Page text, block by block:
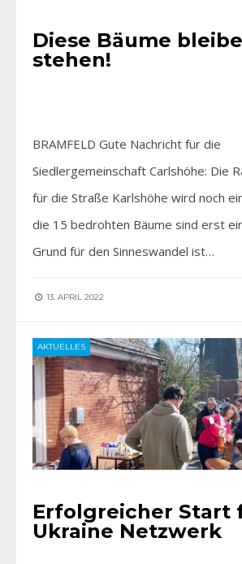
Diese Bäume
stehen!
BRAMFELD Gute Nachricht für die
Siedlergemeinschaft Carlshöhe: Die
für die Straße Karlshöhe wird noch
die 15 bedrohten Bäume sind erst
Grund für den Sinneswandel ist…
13. APRIL 2022
AKTUELLES
Erfolgreicher Start
Ukraine Netzwerk